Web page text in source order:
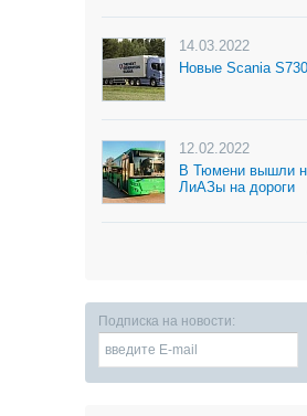
14.03.2022
Новые Scania S730
12.02.2022
В Тюмени вышли
ЛиАЗы на дороги
Подписка на новости: